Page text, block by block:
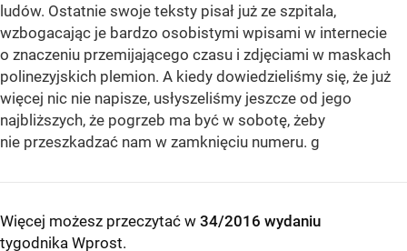
ludów. Ostatnie swoje teksty pisał już ze szpitala,
wzbogacając je bardzo osobistymi wpisami w internecie
o znaczeniu przemijającego czasu i zdjęciami w maskach
polinezyjskich plemion. A kiedy dowiedzieliśmy się, że już
więcej nic nie napisze, usłyszeliśmy jeszcze od jego
najbliższych, że pogrzeb ma być w sobotę, żeby
nie przeszkadzać nam w zamknięciu numeru. g
Więcej możesz przeczytać w 34/2016 wydaniu
tygodnika Wprost.